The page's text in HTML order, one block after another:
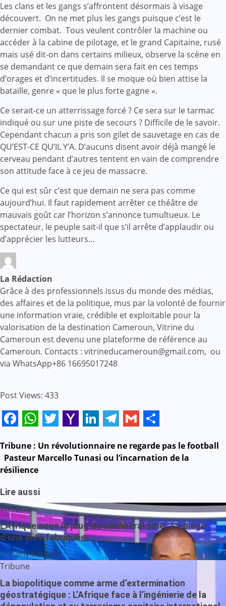
Les clans et les gangs s’affrontent désormais à visage
découvert. On ne met plus les gangs puisque c’est le
dernier combat. Tous veulent contrôler la machine ou
accéder à la cabine de pilotage, et le grand Capitaine, rusé
mais usé dit-on dans certains milieux, observe la scène en
se demandant ce que demain sera fait en ces temps
d’orages et d’incertitudes. Il se moque où bien attise la
bataille, genre « que le plus forte gagne ».
Ce serait-ce un atterrissage forcé ? Ce sera sur le tarmac
indiqué ou sur une piste de secours ? Difficile de le savoir.
Cependant chacun a pris son gilet de sauvetage en cas de
QU’EST-CE QU’IL Y’A. D’aucuns disent avoir déjà mangé le
cerveau pendant d’autres tentent en vain de comprendre
son attitude face à ce jeu de massacre.
Ce qui est sûr c’est que demain ne sera pas comme
aujourd’hui. Il faut rapidement arrêter ce théâtre de
mauvais goût car l’horizon s’annonce tumultueux. Le
spectateur, le peuple sait-il que s’il arrête d’applaudir ou
d’apprécier les lutteurs…
La Rédaction
Grâce à des professionnels issus du monde des médias,
des affaires et de la politique, mus par la volonté de fournir
une information vraie, crédible et exploitable pour la
valorisation de la destination Cameroun, Vitrine du
Cameroun est devenu une plateforme de référence au
Cameroun. Contacts : vitrineducameroun@gmail.com, ou
via WhatsApp+86 16695017248
Post Views: 433
Mail
Navigation
de
l’article
Tribune : Un révolutionnaire ne regarde pas le football
Pasteur Marcello Tunasi ou l’incarnation de la
résilience
Lire aussi
Tribune
L’Afrique sous le joug du néolibéralisme : Le piège
d’une élite fabriquée
Charly Kengne
Tribune
La biopolitique comme arme d’extermination
géostratégique : L’Afrique face à l’ingénierie de la